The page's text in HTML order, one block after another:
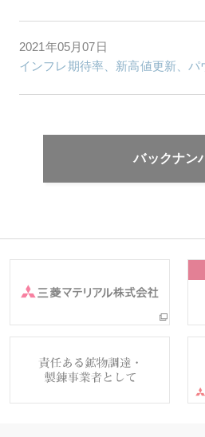
2021年05月07日
インフレ期待率、新高値更新、
バックナン